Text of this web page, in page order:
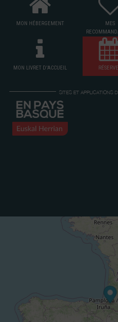
MON HÉBERGEMENT
MES
MON LIVRET D'ACCUEIL
SITES ET APPLICATIONS